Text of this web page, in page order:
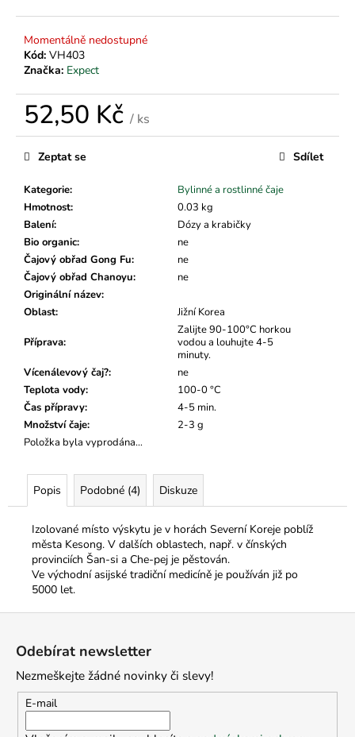
Momentálně nedostupné
Kód: VH403
Značka: Expect
52,50 Kč / ks
Měrná
cena:
Kategorie:
Bylinné a rostlinné čaje
Hmotnost:
0.03 kg
Balení:
Dózy a krabičky
Bio organic:
ne
Čajový obřad Gong Fu:
ne
Čajový obřad Chanoyu:
ne
Originální název:
Oblast: Jižní Korea
Příprava:
Zalijte 90-100°C horkou
vodou a louhujte 4-5
minuty.
Vícenálevový čaj?:
ne
Teplota vody:
100-0 °C
Čas přípravy:
4-5 min.
Množství čaje:
2-3 g
Položka byla vyprodána…
Zeptat se Sdílet
Popis Podobné (4) Diskuze
Izolované místo výskytu je v horách Severní Koreje poblíž
města Kesong. V dalších oblastech, např. v čínských
provinciích Šan-si a Che-pej je pěstován.
Ve východní asijské tradiční medicíně je používán již po
5000 let.
č
u
e
m
Odebírat newsletter
Nezmeškejte žádné novinky či slevy!
E-mail